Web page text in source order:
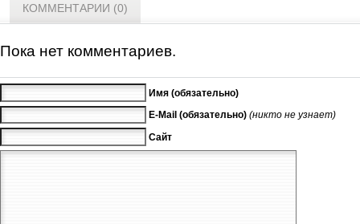
КОММЕНТАРИИ (0)
Пока нет комментариев.
Имя (обязательно)
E-Mail (обязательно) (никто не узнает)
Сайт